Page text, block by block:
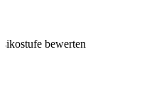
bewerten